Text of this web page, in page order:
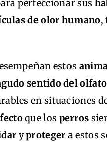
perfeccionar sus
de olor humano,
estos
sentido del olfato
en situaciones
que los perros
yproteger a estos